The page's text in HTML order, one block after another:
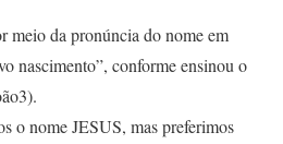
meio da pronúncia do nome em
nascimento”, conforme ensinou o
o nome JESUS, mas preferimos